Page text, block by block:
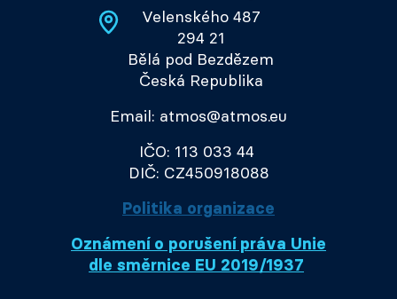
Velenského 487
294 21
Bělá pod Bezdězem
Česká Republika
Email: atmos@atmos.eu
IČO: 113 033 44
DIČ: CZ450918088
Politika organizace
Oznámení o porušení práva Unie
dle směrnice EU 2019/1937